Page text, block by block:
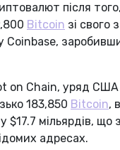
після
Bitcoin зі свого
Coinbase,
on Chain, уряд
183,850 Bitcoin,
$17.7 мільярдів, що
адресах.